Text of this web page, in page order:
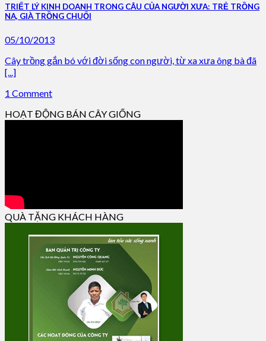
TRIẾT LÝ KINH DOANH TRONG CÂU CỦA NGƯỜI XƯA: TRẺ TRỒNG
NA, GIÀ TRỒNG CHUỐI
05/10/2013
Cây trồng gắn bó với đời sống con người, từ xa xưa ông bà đã
[...]
1 Comment
HOẠT ĐỘNG BÁN CÂY GIỐNG
QUÀ TẶNG KHÁCH HÀNG